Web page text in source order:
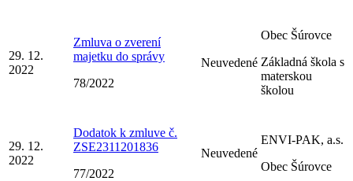
29. 12.
2022
Zmluva o zverení
majetku do správy
78/2022
Neuvedené
Obec Šúrovce
Základná škola s
materskou
školou
29. 12.
2022
Dodatok k zmluve č.
ZSE2311201836
77/2022
Neuvedené
ENVI-PAK, a.s.
Obec Šúrovce